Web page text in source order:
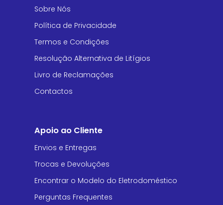
Sobre Nós
Política de Privacidade
Termos e Condições
Resolução Alternativa de Litígios
Livro de Reclamações
Contactos
Apoio ao Cliente
Envios e Entregas
Trocas e Devoluções
Encontrar o Modelo do Eletrodoméstico
Perguntas Frequentes